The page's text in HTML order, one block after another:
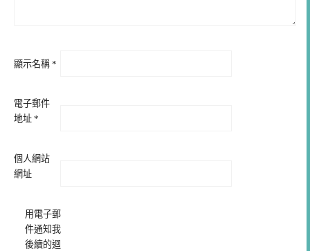
顯示名稱 *
電子郵件
地址 *
個人網站
網址
用電子郵
件通知我
後續的迴